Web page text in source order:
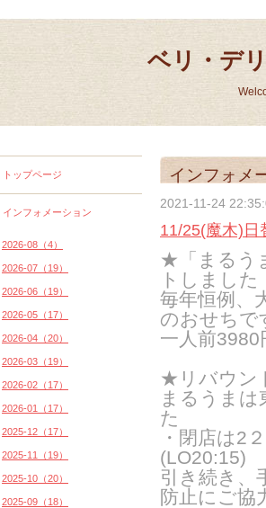
ベリ・デ
インフォメ
2021-11-24
11/25(魔木)
★「まるう
トしました
毎年恒例、
のおせちで
一人前3980
★リバウン
まるうまは
た
・閉店は2
(LO20:15)
引き続き、
防止にご協
トップページ
インフォメーション
2026-08（4）
2026-07（19）
2026-06（19）
2026-05（17）
2026-04（20）
2026-03（19）
2026-02（17）
2026-01（17）
2025-12（17）
2025-11（19）
2025-10（20）
2025-09（18）